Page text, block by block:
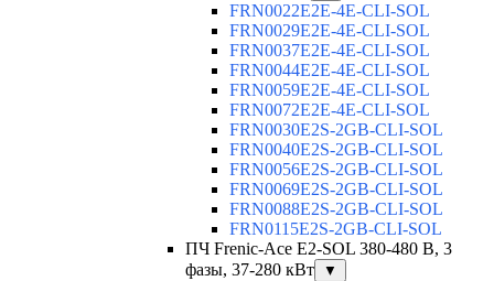
FRN0022E2E-4E-CLI-SOL
FRN0029E2E-4E-CLI-SOL
FRN0037E2E-4E-CLI-SOL
FRN0044E2E-4E-CLI-SOL
FRN0059E2E-4E-CLI-SOL
FRN0072E2E-4E-CLI-SOL
FRN0030E2S-2GB-CLI-SOL
FRN0040E2S-2GB-CLI-SOL
FRN0056E2S-2GB-CLI-SOL
FRN0069E2S-2GB-CLI-SOL
FRN0088E2S-2GB-CLI-SOL
FRN0115E2S-2GB-CLI-SOL
ПЧ Frenic-Ace E2-SOL 380-480 В, 3
фазы, 37-280 кВт
▼